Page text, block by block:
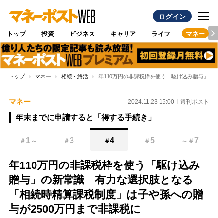
ログイン
トップ 投資 ビジネス キャリア ライフ マネー
トップ マネー 相続・終活 年110万円の非課税枠を使う「駆け込み贈与」
マネー 2024.11.23 15:00 週刊ポスト
年末までに申請すると「得する手続き」
＃ 1 ～ ＃3 ＃4 ＃5 ～ ＃7
年110万円の非課税枠を使う「駆け込み
贈与」の新常識 有力な選択肢となる
「相続時精算課税制度」は子や孫への贈
与が2500万円まで非課税に